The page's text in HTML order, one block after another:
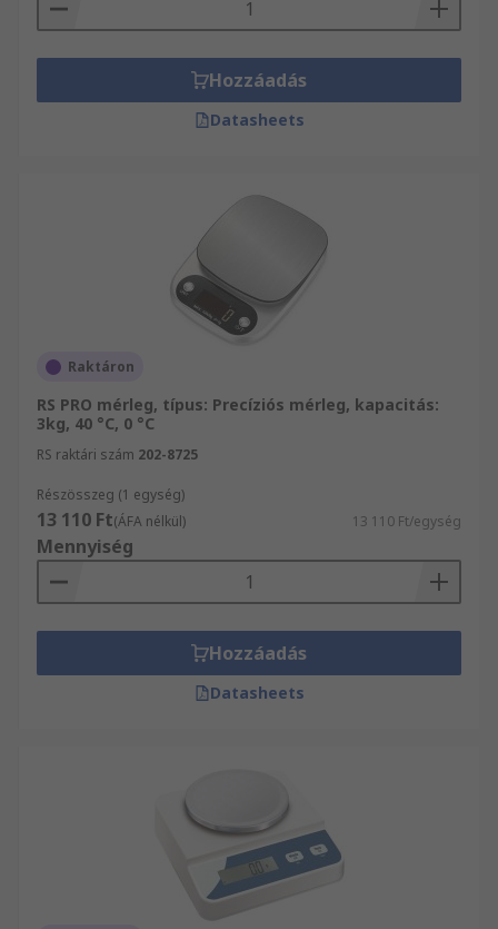
választékát forgalmazza, többek között Tesztelés
és mérés és Tesztelés és mérés átfogó
választékát. Weboldalunkon Informatikai
eszközök, vizsgáló- és biztonsági berendezések
teljes kínálatából válogathat. Válogasson
Hozzáadás
Datasheets
Raktáron
RS PRO mérleg, típus: Precíziós mérleg, kapacitás:
3kg, 40 °C, 0 °C
RS raktári szám 202-8725
Részösszeg (1 egység)
13 110 Ft(ÁFA nélkül) 13 110 Ft/egység
Mennyiség
Hozzáadás
Datasheets